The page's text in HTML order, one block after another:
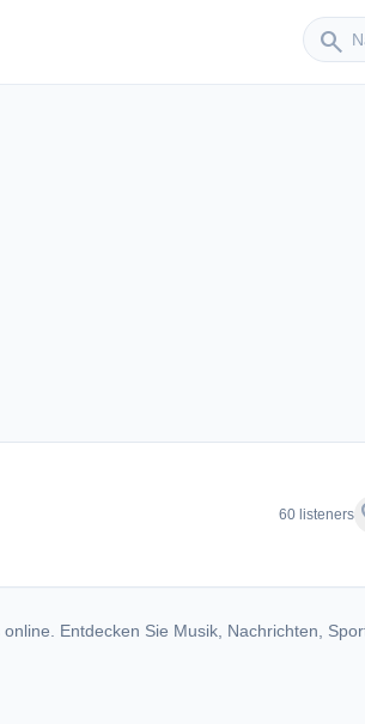
search
Sender
for Forever la radio
60 listeners
Entdecken Sie Musik, Nachrichten,